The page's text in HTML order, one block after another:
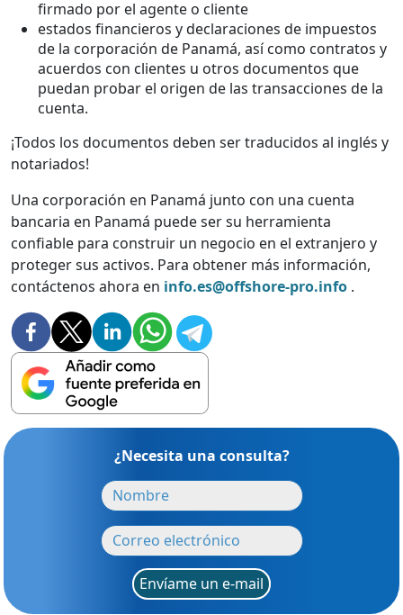
firmado por el agente o cliente
estados financieros y declaraciones de impuestos
de la corporación de Panamá, así como contratos y
acuerdos con clientes u otros documentos que
puedan probar el origen de las transacciones de la
cuenta.
¡Todos los documentos deben ser traducidos al inglés y
notariados!
Una corporación en Panamá junto con una cuenta
bancaria en Panamá puede ser su herramienta
confiable para construir un negocio en el extranjero y
proteger sus activos. Para obtener más información,
contáctenos ahora en info.es@offshore-pro.info .
¿Necesita una consulta?
Envíame un e-mail